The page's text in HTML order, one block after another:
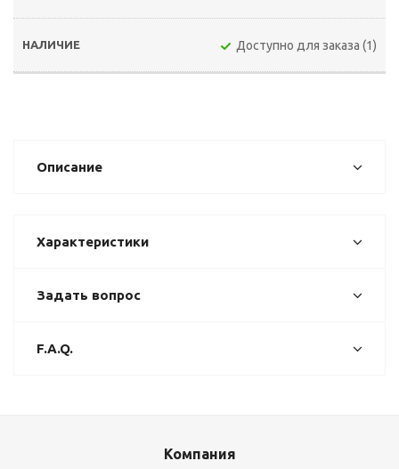
Доступно для заказа (1)
Описание
Характеристики
Задать вопрос
F.A.Q.
Компания